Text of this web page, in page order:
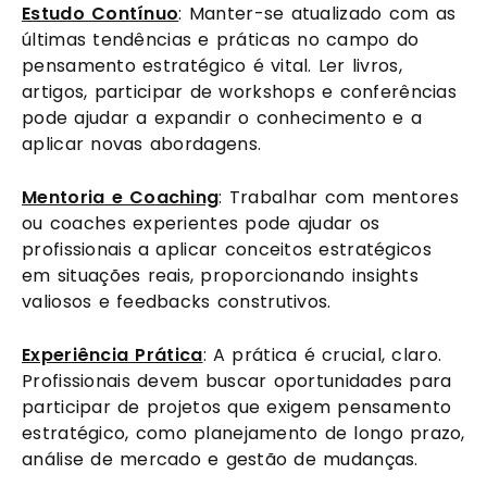
Estudo Contínuo: Manter-se atualizado com as
últimas tendências e práticas no campo do
pensamento estratégico é vital. Ler livros,
artigos, participar de workshops e conferências
pode ajudar a expandir o conhecimento e a
aplicar novas abordagens.
Mentoria e Coaching: Trabalhar com mentores
ou coaches experientes pode ajudar os
profissionais a aplicar conceitos estratégicos
em situações reais, proporcionando insights
valiosos e feedbacks construtivos.
Experiência Prática: A prática é crucial, claro.
Profissionais devem buscar oportunidades para
participar de projetos que exigem pensamento
estratégico, como planejamento de longo prazo,
análise de mercado e gestão de mudanças.